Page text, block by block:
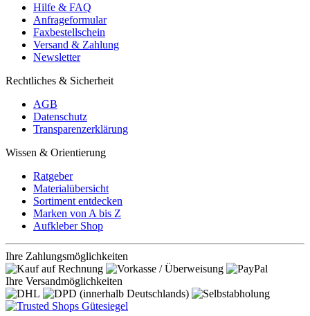
Hilfe & FAQ
Anfrageformular
Faxbestellschein
Versand & Zahlung
Newsletter
Rechtliches & Sicherheit
AGB
Datenschutz
Transparenzerklärung
Wissen & Orientierung
Ratgeber
Materialübersicht
Sortiment entdecken
Marken von A bis Z
Aufkleber Shop
Ihre Zahlungsmöglichkeiten
Ihre Versandmöglichkeiten